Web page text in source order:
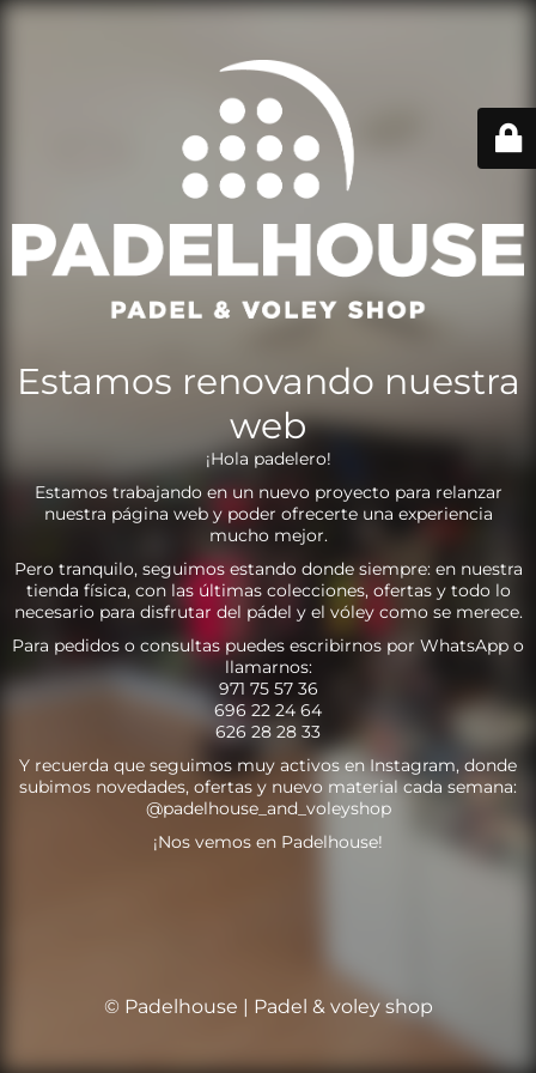
Estamos renovando nuestra
web
¡Hola padelero!
Estamos trabajando en un nuevo proyecto para relanzar
nuestra página web y poder ofrecerte una experiencia
mucho mejor.
Pero tranquilo, seguimos estando donde siempre: en nuestra
tienda física, con las últimas colecciones, ofertas y todo lo
necesario para disfrutar del pádel y el vóley como se merece.
Para pedidos o consultas puedes escribirnos por WhatsApp o
llamarnos:
971 75 57 36
696 22 24 64
626 28 28 33
Y recuerda que seguimos muy activos en Instagram, donde
subimos novedades, ofertas y nuevo material cada semana:
@padelhouse_and_voleyshop
¡Nos vemos en Padelhouse!
© Padelhouse | Padel & voley shop